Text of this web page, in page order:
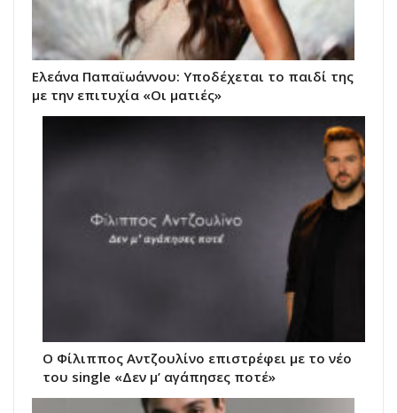
Ελεάνα Παπαϊωάννου: Υποδέχεται το παιδί της
με την επιτυχία «Οι ματιές»
Ο Φίλιππος Αντζουλίνο επιστρέφει με το νέο
του single «Δεν μ’ αγάπησες ποτέ»